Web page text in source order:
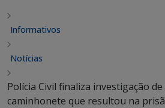
Informativos
Notícias
Polícia Civil finaliza investigação
caminhonete que resultou na